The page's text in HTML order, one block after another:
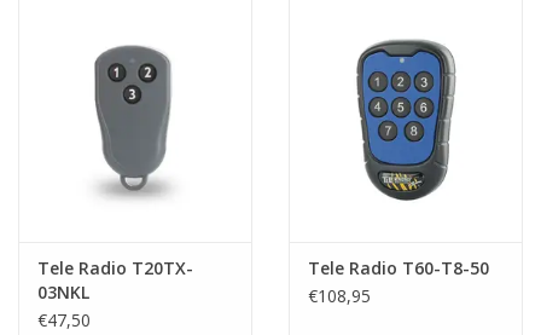
Tele Radio T20TX-
03NKL
€47,50
Tele Radio T60-T8-50
€108,95